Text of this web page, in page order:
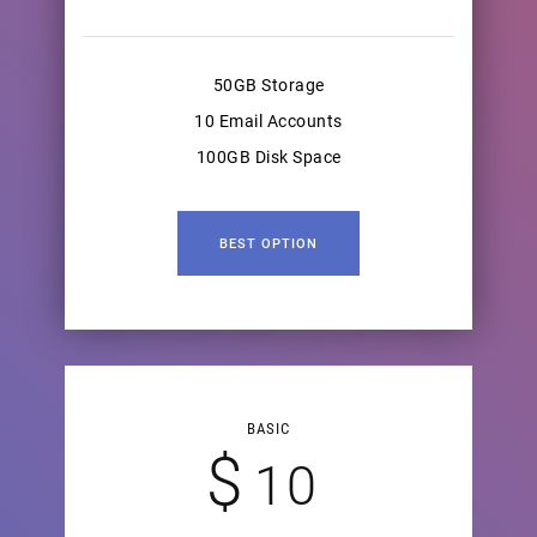
50GB Storage
10 Email Accounts
100GB Disk Space
BEST OPTION
BASIC
$ 10